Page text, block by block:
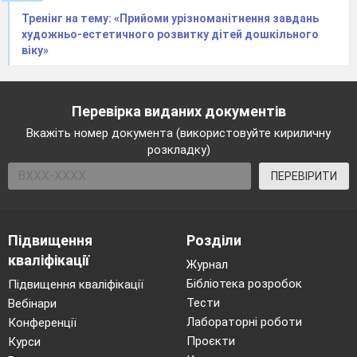
низького рівня на думку педагогів є:
брак часу;
інформатизації Комунального закладу
«Харківський санаторний навчально-виховний
комплекс№1» Харківської обласної ради,
можна сказати, що рівень компетентності
використання сучасних ІК технологій
підвищився:
11 педагогів дошкільного підрозділу
мають власний веб-сайт;
під час занять у роботі з дітьми, деякі
педагоги періодично використовується
комп*ютерну техніку.
Тренінг на тему: «Прийоми урізноманітнення завдань
художньо-естетичного розвитку дітей дошкільного
віку»
Перевірка виданих документів
Вкажіть номер документа (використовуйте кириличну
розкладку)
ПЕРЕВІРИТИ
Підвищення
кваліфікації
Підвищення кваліфікації
Вебінари
Конференції
Курси
Розділи
Журнал
Бібліотека розробок
Тести
Лабораторні роботи
Проєкти